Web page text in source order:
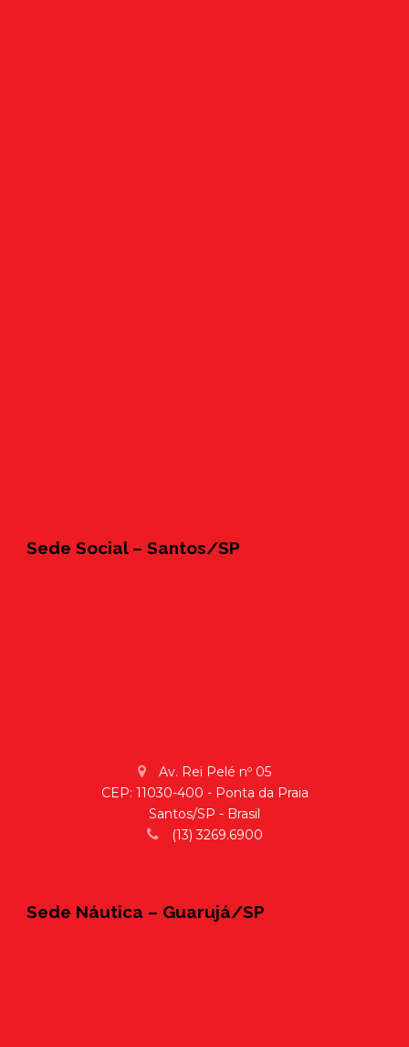
Sede Social – Santos/SP
Av. Rei Pelé nº 05
CEP: 11030-400 - Ponta da Praia
Santos/SP - Brasil
(13) 3269.6900
Sede Náutica – Guarujá/SP